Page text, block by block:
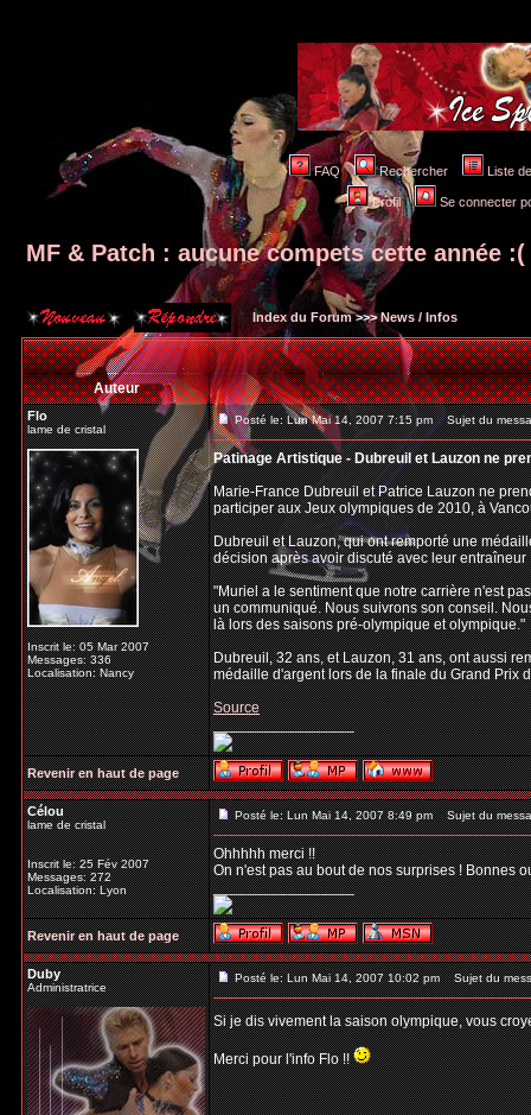
FAQ Rechercher Liste
Profil Se connecter
MF & Patch : aucune compets cette année :(
Index du Forum>>>News / Infos
Auteur
Flo
lame de cristal
Inscrit le: 05 Mar 2007
Messages: 336
Localisation: Nancy
Posté le: Lun Mai 14, 2007 7:15 pm Sujet du
Patinage Artistique - Dubreuil et Lauzon ne
Marie-France Dubreuil et Patrice Lauzon ne
participer aux Jeux olympiques de 2010, à
Dubreuil et Lauzon, qui ont remporté une
décision après avoir discuté avec leur
"Muriel a le sentiment que notre carrière n'est
un communiqué. Nous suivrons son conseil.
là lors des saisons pré-olympique et olympique."
Dubreuil, 32 ans, et Lauzon, 31 ans, ont aussi
médaille d'argent lors de la finale du Grand Prix
Source
_________________
Revenir en haut de page
Célou
lame de cristal
Inscrit le: 25 Fév 2007
Messages: 272
Localisation: Lyon
Posté le: Lun Mai 14, 2007 8:49 pm Sujet du
Ohhhhh merci !!
On n'est pas au bout de nos surprises ! Bonnes
_________________
Revenir en haut de page
Duby
Administratrice
Posté le: Lun Mai 14, 2007 10:02 pm Sujet du
Si je dis vivement la saison olympique, vous
Merci pour l'info Flo !!